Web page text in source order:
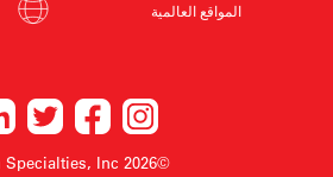
المواقع العالمية
©2026 American Specialties, Inc.